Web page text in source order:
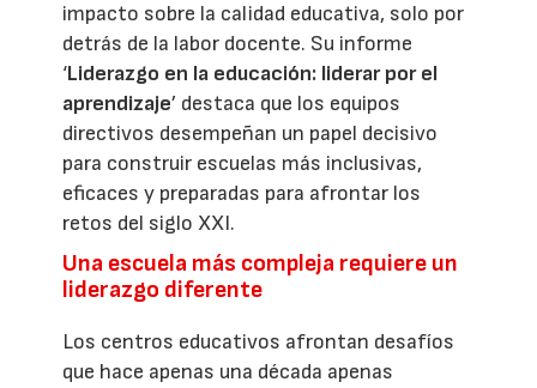
impacto sobre la calidad educativa, solo por
detrás de la labor docente. Su informe
‘Liderazgo en la educación: liderar por el
aprendizaje’ destaca que los equipos
directivos desempeñan un papel decisivo
para construir escuelas más inclusivas,
eficaces y preparadas para afrontar los
retos del siglo XXI.
Una escuela más compleja requiere un
liderazgo diferente
Los centros educativos afrontan desafíos
que hace apenas una década apenas